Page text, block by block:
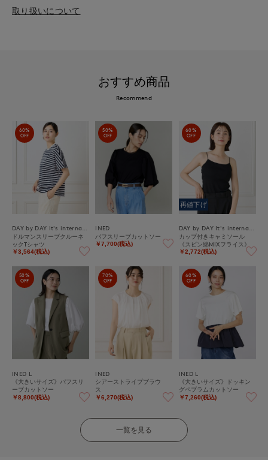
取り扱いについて
おすすめ商品
Recommend
60%
OFF
ドルマンスリーブクルーネ
ックTシャツ
￥3,564(税込)
50%
OFF
INED
パフスリーブカットソー
￥7,700(税込)
60%
OFF
再値下げ
カップ付きキャミソール
《スビン綿MIXフライス》
￥2,772(税込)
50%
OFF
INED L
《大きいサイズ》パフスリ
ーブカットソー
￥8,800(税込)
70%
OFF
INED
シアーストライプブラウ
ス
￥6,270(税込)
60%
OFF
INED L
《大きいサイズ》ドッキン
グペプラムカットソー
￥7,260(税込)
一覧を見る